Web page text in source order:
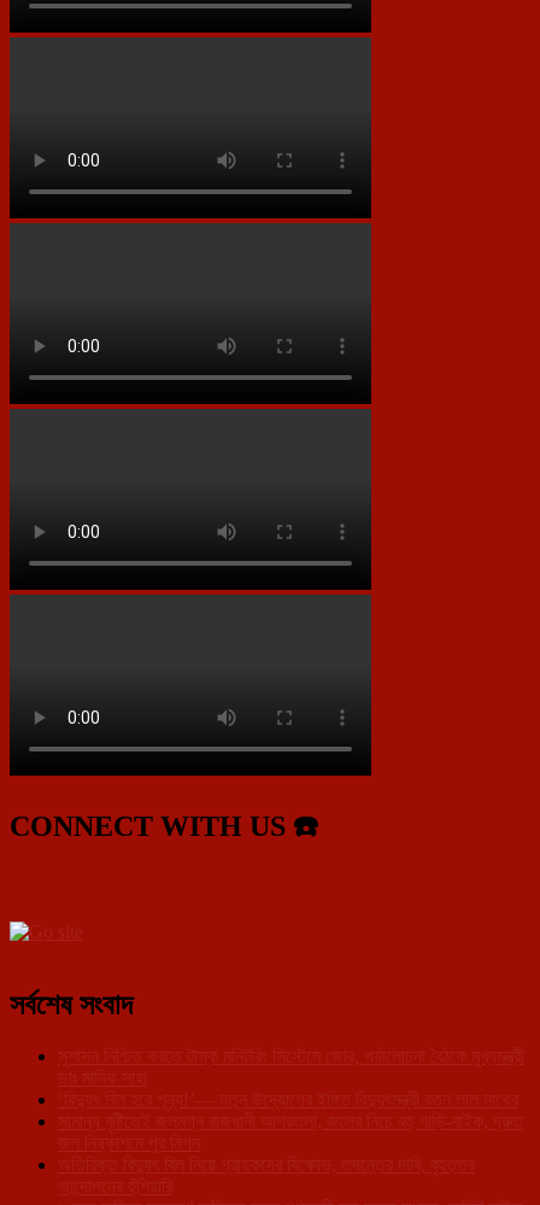
CONNECT WITH US ☎️
সর্বশেষ সংবাদ
সুশাসন নিশ্চিত করতে টাস্ক মনিটরিং সিস্টেমে জোর, পর্যালোচনা বৈঠকে মুখ্যমন্ত্রী
ডাঃ মানিক সাহা
‘বিদ্যুৎ বিল হবে শূন্য!’— নতুন উদ্যোগের ইঙ্গিত বিদ্যুৎমন্ত্রী রতন লাল নাথের
সামান্য বৃষ্টিতেই জলমগ্ন রাজধানী আগরতলা, জলের নিচে বহু গাড়ি-বাইক, দ্রুত
জল নিষ্কাশনে পুর নিগম
অতিরিক্ত বিদ্যুৎ বিল নিয়ে গ্রাহকদের বিক্ষোভ, তদন্তের দাবি, বৃহত্তর
আন্দোলনের হুঁশিয়ারি